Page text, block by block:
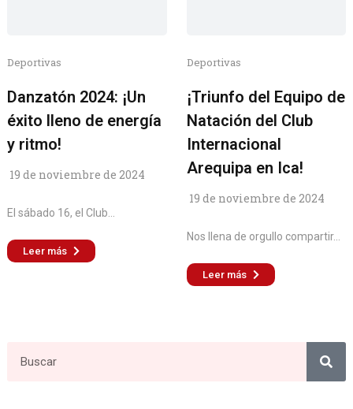
Deportivas
Danzatón 2024: ¡Un
éxito lleno de energía
y ritmo!
19 de noviembre de 2024
El sábado 16, el Club...
Leer más
Deportivas
¡Triunfo del Equipo de
Natación del Club
Internacional
Arequipa en Ica!
19 de noviembre de 2024
Nos llena de orgullo compartir...
Leer más